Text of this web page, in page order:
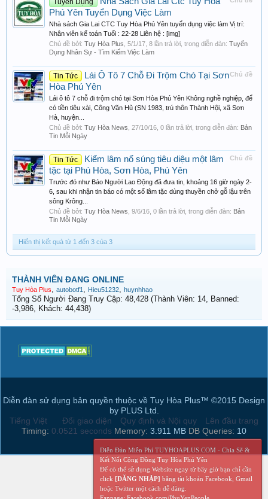
Phú Yên Tuyển Dụng Việc Làm
Nhà sách Gia Lai CTC Tuy Hòa Phú Yên tuyển dụng việc làm Vị trí:
Nhân viên kế toán Tuổi : 22-28 Liên hệ : [img]
Chủ đề bởi: Tuy Hòa Plus 5/1/17 , 8 lần trả lời, trong diễn đàn: Tuyển
Dụng Nhân Sự - Tìm Kiếm Việc Làm
Chủ đề
Tin Tức
Lái Ô Tô 7 Chỗ Đi Trộm Chó Tại Sơn
Hòa Phú Yên
Lái ô tô 7 chỗ đi trộm chó tại Sơn Hòa Phú Yên Không nghề nghiệp, để
có tiền tiêu xài, Công Văn Hũ (SN 1983, trú thôn Thành Hội, xã Sơn
Hà, huyện...
Chủ đề bởi: Tuy Hòa News 27/10/16 , 0 lần trả lời, trong diễn đàn: Bản
Tin Mỗi Ngày
Chủ đề
Tin Tức
Kiểm lâm nổ súng tiêu diệu một lâm
tặc tại Phú Hòa, Sơn Hòa, Phú Yên
Trước đó như Báo Người Lao Động đã đưa tin, khoảng 16 giờ ngày 2-
6, sau khi nhận tin báo có một số lâm tặc dùng thuyền chở gỗ lậu trên
sông Krông...
Chủ đề bởi: Tuy Hòa News 9/6/16 , 0 lần trả lời, trong diễn đàn: Bản
Tin Mỗi Ngày
Hiển thị kết quả từ 1 đến 3 của 3
THÀNH VIÊN ĐANG ONLINE
Tuy Hòa Plus, autobotf1 , Hieu51232, huynhhao
Tổng Số Người Đang Truy Cập: 48,428 (Thành Viên: 14, Banned:
-3,986, Khách: 44,438)
Diễn đàn sử dụng bản quyền thuộc về Tuy Hòa Plus™ ©2015 Design
by PLUS Ltd.
Tiếng Việt
Đổi giao diện Quy định và Nội quy
Lên đầu trang
Timing: 0.0521 seconds Memory: 3.911 MB DB Queries: 10
Diễn Đàn Miễn Phí TUYHOAPLUS.COM - Chia Sẽ &
Kết Nối Cộng Đồng Tuy Hòa Phú Yên
Để có thể sử dụng Website ngay từ bây giờ bạn chỉ cần
click [ĐĂNG NHẬP] bằng tài khoản Facebook, Gmail
hoặc Twitter một cách dễ dàng.